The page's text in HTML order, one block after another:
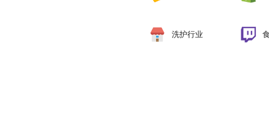
洗护行业